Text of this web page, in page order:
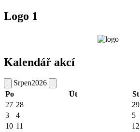
Logo 1
Kalendář akcí
Srpen2026
Po
Út St
27 28 29
3
4 5
10 11 12